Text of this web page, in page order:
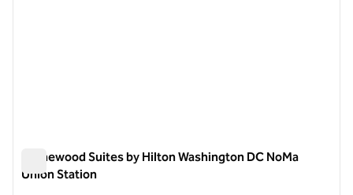
Homewood Suites by Hilton Washington DC NoMa
Union Station